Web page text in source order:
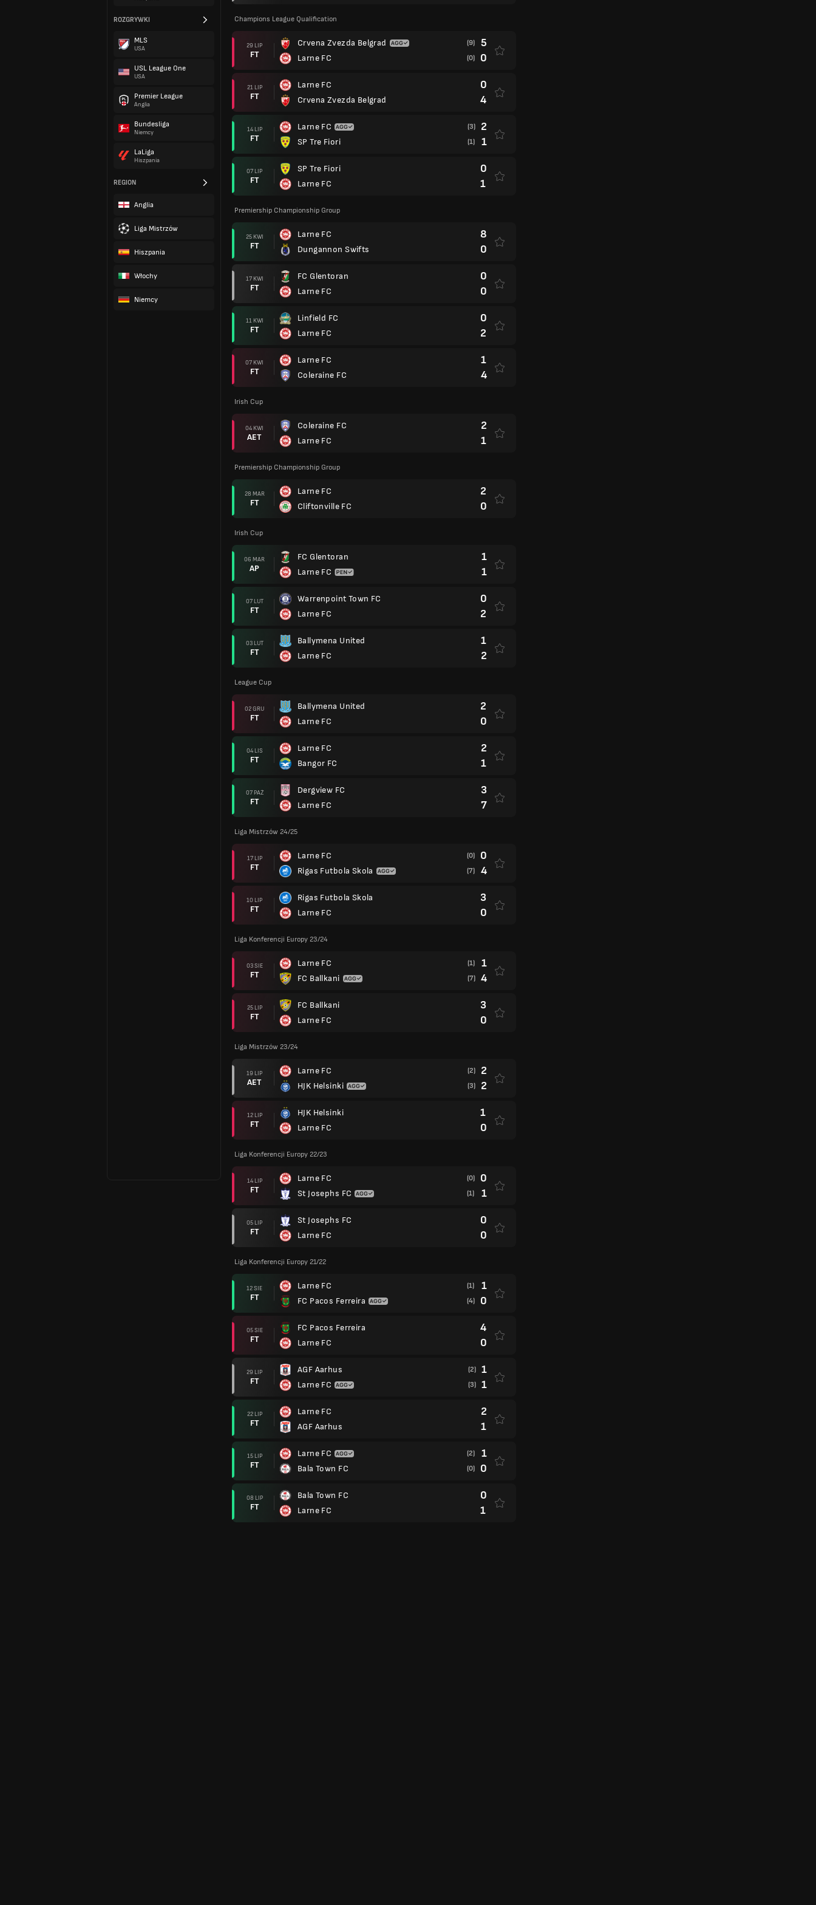
ROZGRYWKI
MLS
USA
USL League One
USA
Premier League
Anglia
Bundesliga
Niemcy
LaLiga
Hiszpania
REGION
Anglia
Liga Mistrzów
Hiszpania
Włochy
Niemcy
Champions League Qualification
29 LIP
FT
Crvena Zvezda Belgrad
Larne FC
(9) 5
(0) 0
21 LIP
FT
Larne FC
Crvena Zvezda Belgrad
0
4
14 LIP
FT
Larne FC
SP Tre Fiori
(3) 2
(1) 1
07 LIP
FT
SP Tre Fiori
Larne FC
0
1
Premiership Championship Group
25 KWI
FT
Larne FC
Dungannon Swifts
8
0
17 KWI
FT
FC Glentoran
Larne FC
0
0
11 KWI
FT
Linfield FC
Larne FC
0
2
07 KWI
FT
Larne FC
Coleraine FC
1
4
Irish Cup
04 KWI
AET
Coleraine FC
Larne FC
2
1
Premiership Championship Group
28 MAR
FT
Larne FC
Cliftonville FC
2
0
Irish Cup
06 MAR
AP
FC Glentoran
Larne FC
1
1
07 LUT
FT
Warrenpoint Town FC
Larne FC
0
2
03 LUT
FT
Ballymena United
Larne FC
1
2
League Cup
02 GRU
FT
Ballymena United
Larne FC
2
0
04 LIS
FT
Larne FC
Bangor FC
2
1
07 PAŹ
FT
Dergview FC
Larne FC
3
7
Liga Mistrzów 24/25
17 LIP
FT
Larne FC
Rigas Futbola Skola
(0) 0
(7) 4
10 LIP
FT
Rigas Futbola Skola
Larne FC
3
0
Liga Konferencji Europy 23/24
03 SIE
FT
Larne FC
FC Ballkani
(1) 1
(7) 4
25 LIP
FT
FC Ballkani
Larne FC
3
0
Liga Mistrzów 23/24
19 LIP
AET
Larne FC
HJK Helsinki
(2) 2
(3) 2
12 LIP
FT
HJK Helsinki
Larne FC
1
0
Liga Konferencji Europy 22/23
14 LIP
FT
Larne FC
St Josephs FC
(0) 0
(1) 1
05 LIP
FT
St Josephs FC
Larne FC
0
0
Liga Konferencji Europy 21/22
12 SIE
FT
Larne FC
FC Pacos Ferreira
(1) 1
(4) 0
05 SIE
FT
FC Pacos Ferreira
Larne FC
4
0
29 LIP
FT
AGF Aarhus
Larne FC
(2) 1
(3) 1
22 LIP
FT
Larne FC
AGF Aarhus
2
1
15 LIP
FT
Larne FC
Bala Town FC
(2) 1
(0) 0
08 LIP
FT
Bala Town FC
Larne FC
0
1